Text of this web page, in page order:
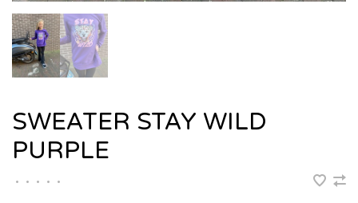
SWEATER STAY WILD
PURPLE
• • • • •